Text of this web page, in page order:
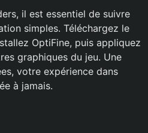
il est essentiel de suivre
simples. Téléchargez le
OptiFine, puis appliquez
graphiques du jeu. Une
votre expérience dans
à jamais.